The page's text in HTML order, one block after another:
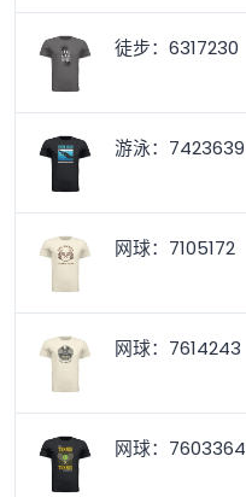
徒步：6317230
游泳：7423639
网球：7105172
网球：7614243
网球：7603364